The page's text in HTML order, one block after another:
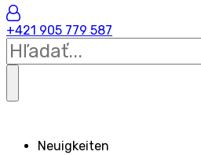
+421 905 779 587
Neuigkeiten